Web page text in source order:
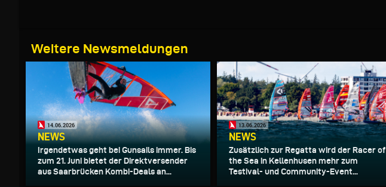
Weitere Newsmeldungen
14.06.2026
NEWS
Irgendetwas geht bei Gunsails immer. Bis
zum 21. Juni bietet der Direktversender
aus Saarbrücken Kombi-Deals an...
13.06.2026
NEWS
Zusätzlich zur Regatta wird der Racer of
the Sea in Kellenhusen mehr zum
Testival- und Community-Event...